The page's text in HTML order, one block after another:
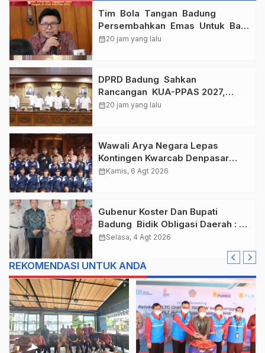
Tim Bola Tangan Badung
Persembahkan Emas Untuk Bali
, Taklukkan Jawa Tengah Di
calendar_month20 jam yang lalu
DPRD Badung Sahkan
Rancangan KUA-PPAS 2027,
Anggaran Tembus Lebih Dari
calendar_month20 jam yang lalu
Wawali Arya Negara Lepas
Kontingen Kwarcab Denpasar
Menuju Jambore Nasional XII
calendar_monthKamis, 6 Agt 2026
Gubenur Koster Dan Bupati
Badung Bidik Obligasi Daerah :
Gaspol Bangun Infrastruktur
calendar_monthSelasa, 4 Agt 2026
REKOMENDASI UNTUK ANDA